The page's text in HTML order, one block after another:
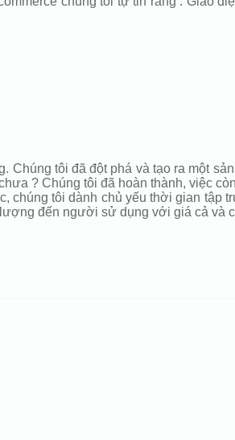
tôi đã đột phá và tạo ra một
? Chúng tôi đã hoàn thành, việc
tôi dành chủ yếu thời gian tập
đến người sử dụng với giá cả và